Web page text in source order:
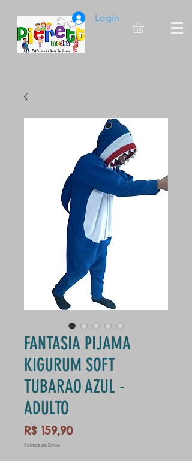
Login
FANTASIA PIJAMA
KIGURUM SOFT
TUBARAO AZUL -
ADULTO
R$ 159,90Preço
Política de Envio